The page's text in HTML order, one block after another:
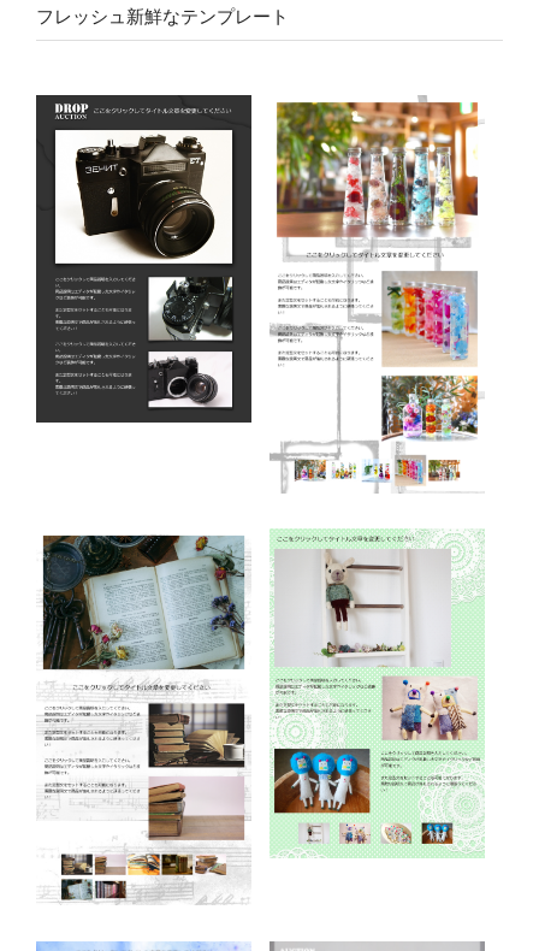
フレッシュ新鮮なテンプレート